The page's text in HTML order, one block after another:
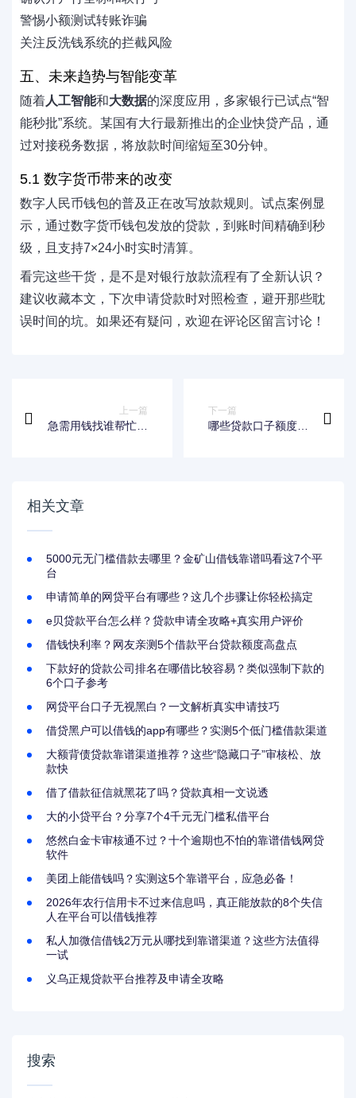
警惕小额测试转账诈骗
关注反洗钱系统的拦截风险
五、未来趋势与智能变革
随着人工智能和大数据的深度应用，多家银行已试点“智
能秒批”系统。某国有大行最新推出的企业快贷产品，通
过对接税务数据，将放款时间缩短至30分钟。
5.1 数字货币带来的改变
数字人民币钱包的普及正在改写放款规则。试点案例显
示，通过数字货币钱包发放的贷款，到账时间精确到秒
级，且支持7×24小时实时清算。
看完这些干货，是不是对银行放款流程有了全新认识？
建议收藏本文，下次申请贷款时对照检查，避开那些耽
误时间的坑。如果还有疑问，欢迎在评论区留言讨论！
上一篇
急需用钱找谁帮忙？
下一篇
哪些贷款口子额度
相关文章
5000元无门槛借款去哪里？金矿山借钱靠谱吗看这7个平
台
申请简单的网贷平台有哪些？这几个步骤让你轻松搞定
e贝贷款平台怎么样？贷款申请全攻略+真实用户评价
借钱快利率？网友亲测5个借款平台贷款额度高盘点
下款好的贷款公司排名在哪借比较容易？类似强制下款的
6个口子参考
网贷平台口子无视黑白？一文解析真实申请技巧
借贷黑户可以借钱的app有哪些？实测5个低门槛借款渠道
大额背债贷款靠谱渠道推荐？这些“隐藏口子”审核松、放
款快
借了借款征信就黑花了吗？贷款真相一文说透
大的小贷平台？分享7个4千元无门槛私借平台
悠然白金卡审核通不过？十个逾期也不怕的靠谱借钱网贷
软件
美团上能借钱吗？实测这5个靠谱平台，应急必备！
2026年农行信用卡不过来信息吗，真正能放款的8个失信
人在平台可以借钱推荐
私人加微信借钱2万元从哪找到靠谱渠道？这些方法值得
一试
义乌正规贷款平台推荐及申请全攻略
搜索